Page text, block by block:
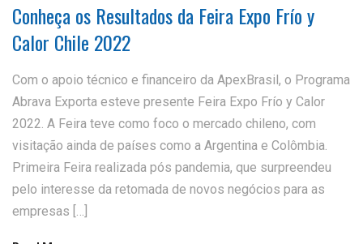
Conheça os Resultados da Feira Expo Frío y
Calor Chile 2022
Com o apoio técnico e financeiro da ApexBrasil, o Programa
Abrava Exporta esteve presente Feira Expo Frío y Calor
2022. A Feira teve como foco o mercado chileno, com
visitação ainda de países como a Argentina e Colômbia.
Primeira Feira realizada pós pandemia, que surpreendeu
pelo interesse da retomada de novos negócios para as
empresas […]